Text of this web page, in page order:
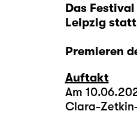
Das
Leipzig
Premieren
Auftakt
Am
Clara-